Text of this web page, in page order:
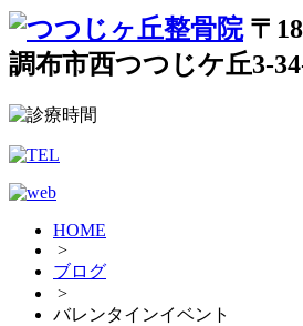
〒
調布市西つつじケ丘3-
HOME
>
ブログ
>
バレンタインイベント